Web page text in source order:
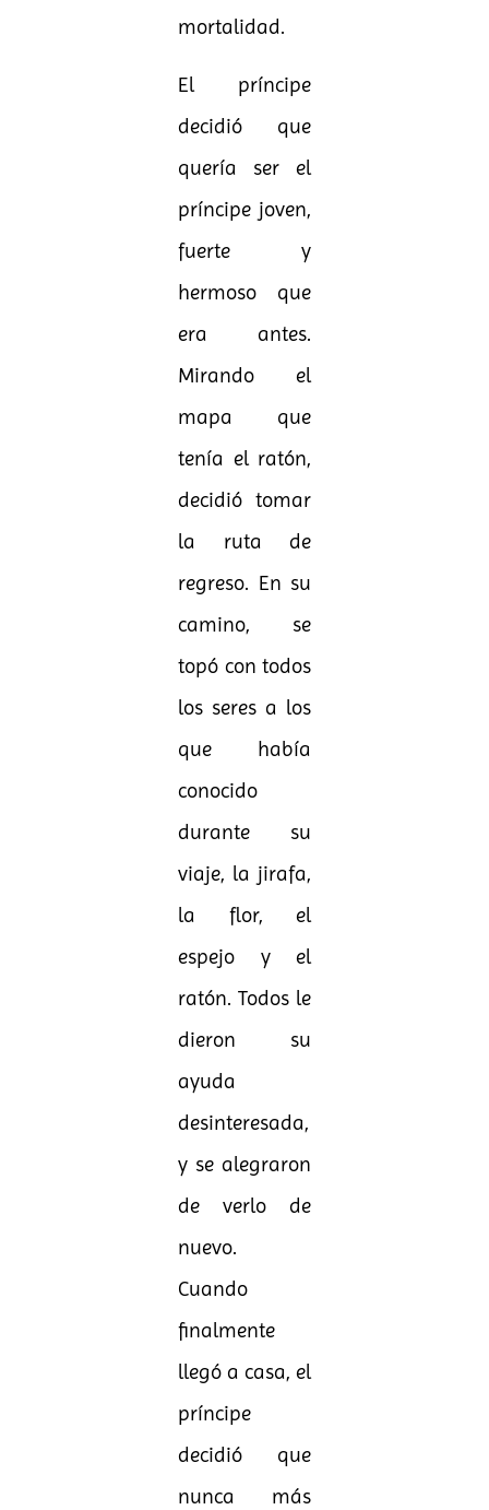
mortalidad.
El príncipe
decidió que
quería ser el
príncipe joven,
fuerte y
hermoso que
era antes.
Mirando el
mapa que
tenía el ratón,
decidió tomar
la ruta de
regreso. En su
camino, se
topó con todos
los seres a los
que había
conocido
durante su
viaje, la jirafa,
la flor, el
espejo y el
ratón. Todos le
dieron su
ayuda
desinteresada,
y se alegraron
de verlo de
nuevo.
Cuando
finalmente
llegó a casa, el
príncipe
decidió que
nunca más